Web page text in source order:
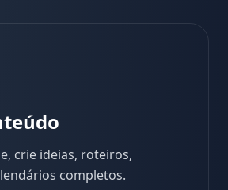
crie ideias, roteiros,
completos.